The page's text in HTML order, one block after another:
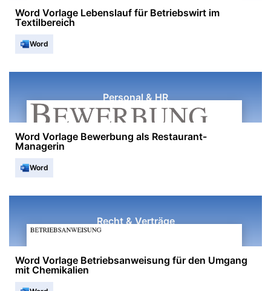
Word Vorlage Lebenslauf für Betriebswirt im
Textilbereich
Word
Personal & HR
Word Vorlage Bewerbung als Restaurant-
Managerin
Word
Recht & Verträge
Word Vorlage Betriebsanweisung für den Umgang
mit Chemikalien